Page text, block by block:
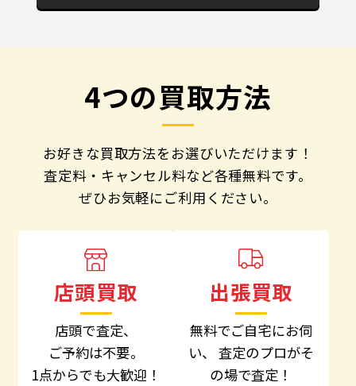
4つの買取方法
お好きな買取方法をお選びいただけます！
査定料・キャンセル料など各種無料です。
ぜひお気軽にご利用ください。
店頭買取
店頭で査定、
ご予約は不要。
1点からでも大歓迎！
出張買取
無料でご自宅にお伺
い、
査定のプロがそ
の場で査定！